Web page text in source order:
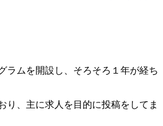
ラムを開設し、そろそろ１年が経ち
り、主に求人を目的に投稿をしてま